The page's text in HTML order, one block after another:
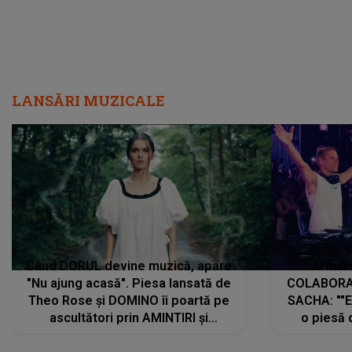
LANSĂRI MUZICALE
Când DORUL devine muzică, apare
"Nu ajung acasă". Piesa lansată de
Theo Rose și DOMINO îi poartă pe
ascultători prin AMINTIRI și
SACHA:
o piesă